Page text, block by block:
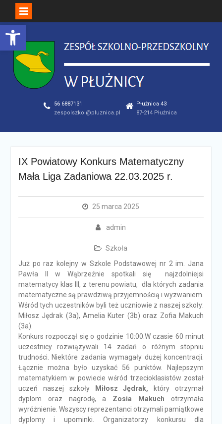
Open toolbar
Skip
to
content
56 6887131
zespolszkol@pluznica.pl
Płużnica 43
87-214 Płużnica
IX Powiatowy Konkurs Matematyczny
Mała Liga Zadaniowa 22.03.2025 r.
25 marca 2025
admin
Szkoła
Już po raz kolejny w Szkole Podstawowej nr 2 im. Jana
Pawła II w Wąbrzeźnie spotkali się najzdolniejsi
matematycy klas III, z terenu powiatu, dla których zadania
matematyczne są prawdziwą przyjemnością i wyzwaniem.
Wśród tych uczestników byli też uczniowie z naszej szkoły:
Miłosz Jędrak (3a), Amelia Kuter (3b) oraz Zofia Makuch
(3a).
Konkurs rozpoczął się o godzinie 10:00.W czasie 60 minut
uczestnicy rozwiązywali 14 zadań o różnym stopniu
trudności. Niektóre zadania wymagały dużej koncentracji.
Łącznie można było uzyskać 56 punktów. Najlepszym
matematykiem w powiecie wśród trzecioklasistów został
uczeń naszej szkoły
Miłosz Jędrak,
który otrzymał
dyplom oraz nagrodę, a Zosia Makuch otrzymała
wyróżnienie. Wszyscy reprezentanci otrzymali pamiątkowe
dyplomy i upominki. Organizatorzy konkursu dla